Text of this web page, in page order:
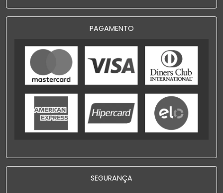
PAGAMENTO
SEGURANÇA